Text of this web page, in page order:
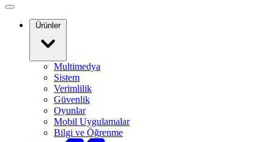
Ürünler
Multimedya
Sistem
Verimlilik
Güvenlik
Oyunlar
Mobil Uygulamalar
Bilgi ve Öğrenme